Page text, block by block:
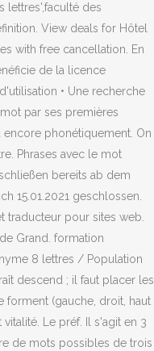
lettres',faculté des
View deals for Hôtel
with free cancellation. En
de la licence
• Une recherche
par ses premières
encore phonétiquement. On
Phrases avec le mot
bereits ab dem
15.01.2021 geschlossen.
traducteur pour sites web.
Grand. formation
8 lettres / Population
descend ; il faut placer les
forment (gauche, droit, haut
Le préf. Il s'agit en 3
de mots possibles de trois